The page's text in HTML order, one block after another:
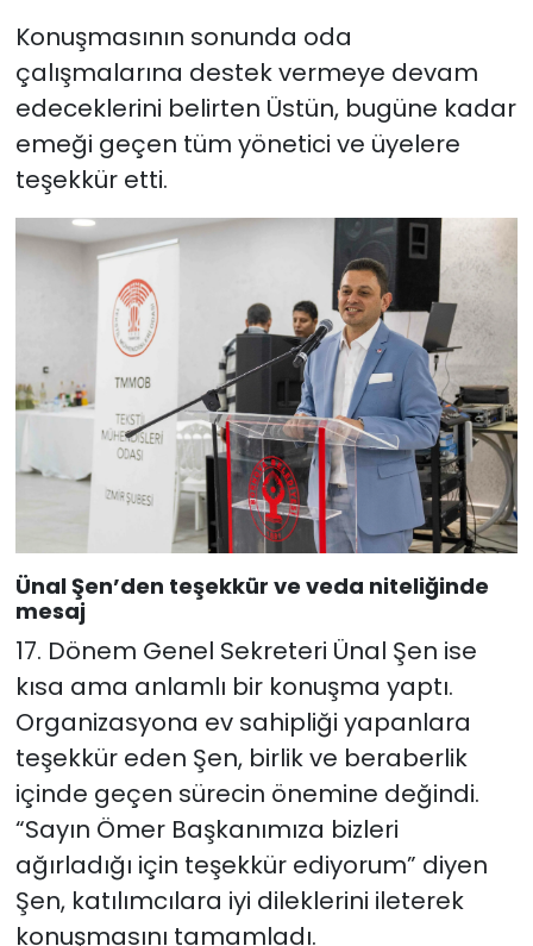
Konuşmasının sonunda oda
çalışmalarına destek vermeye devam
edeceklerini belirten Üstün, bugüne kadar
emeği geçen tüm yönetici ve üyelere
teşekkür etti.
Ünal Şen’den teşekkür ve veda niteliğinde
mesaj
17. Dönem Genel Sekreteri Ünal Şen ise
kısa ama anlamlı bir konuşma yaptı.
Organizasyona ev sahipliği yapanlara
teşekkür eden Şen, birlik ve beraberlik
içinde geçen sürecin önemine değindi.
“Sayın Ömer Başkanımıza bizleri
ağırladığı için teşekkür ediyorum” diyen
Şen, katılımcılara iyi dileklerini ileterek
konuşmasını tamamladı.